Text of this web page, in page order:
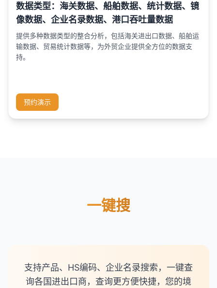
数据类型：海关数据、船舶数据、统计数据、镜
像数据、企业名录数据、港口吞吐量数据
提供多种数据类型的整合分析，包括海关进出口数据、船舶运
输数据、贸易统计数据等，为外贸企业提供全方位的数据支
持。
预约演示
一键搜
支持产品、HS编码、企业名录搜索，一键查
询各国进出口商，查询更方便快捷，您的境